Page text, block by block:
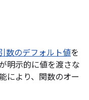
数のデフォルト値を
明示的に値を渡さな
により、関数のオー